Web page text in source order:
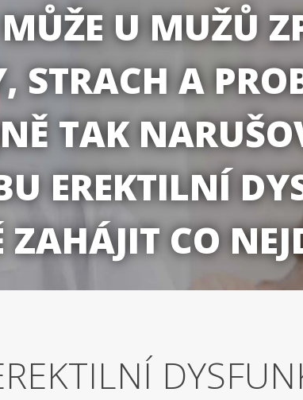
U MUŽŮ
STRACH A
TAK
EREKTILNÍ
ZAHÁJIT CO